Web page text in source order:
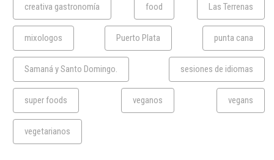
creativa gastronomía food Las Terrenas
mixologos Puerto Plata punta cana
Samaná y Santo Domingo. sesiones de idiomas
super foods veganos vegans
vegetarianos